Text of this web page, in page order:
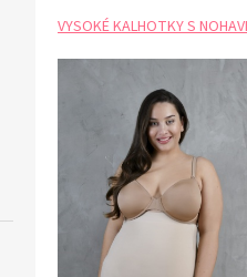
VYSOKÉ KALHOTKY S